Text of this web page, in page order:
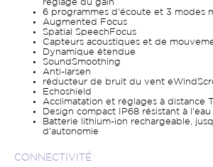
réglage du gain
6 programmes d'écoute et 3 modes
Augmented Focus
Spatial SpeechFocus
Capteurs acoustiques et de
Dynamique étendue
SoundSmoothing
Anti-larsen
réducteur de bruit du vent
Echoshield
Acclimatation et réglages à distance
Design compact IP68 résistant à
Batterie lithium-ion rechargeable,
d'autonomie
CONNECTIVITÉ